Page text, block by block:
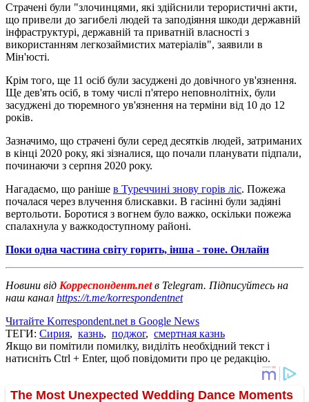
Страчені були "злочинцями, які здійснили терористичні акти,
що привели до загибелі людей та заподіяння шкоди державній
інфраструктурі, державній та приватній власності з
використанням легкозаймистих матеріалів", заявили в
Мін'юсті.
Крім того, ще 11 осіб були засуджені до довічного ув'язнення.
Ще дев'ять осіб, в тому числі п'ятеро неповнолітніх, були
засуджені до тюремного ув'язнення на терміни від 10 до 12
років.
Зазначимо, що страчені були серед десятків людей, затриманих
в кінці 2020 року, які зізналися, що почали планувати підпали,
починаючи з серпня 2020 року.
Нагадаємо, що раніше в Туреччині знову горів ліс. Пожежа
почалася через влучення блискавки. В гасінні були задіяні
вертольоти. Боротися з вогнем було важко, оскільки пожежа
спалахнула у важкодоступному районі.
Поки одна частина світу горить, інша - тоне. Онлайн
Новини від Корреспондент.netв Telegram. Підписуйтесь на
наш канал https://t.me/korrespondentnet
Читайте Korrespondent.net в Google News
ТЕГИ: Сирия, казнь, поджог, смертная казнь
Якщо ви помітили помилку, виділіть необхідний текст і
натисніть Ctrl + Enter, щоб повідомити про це редакцію.